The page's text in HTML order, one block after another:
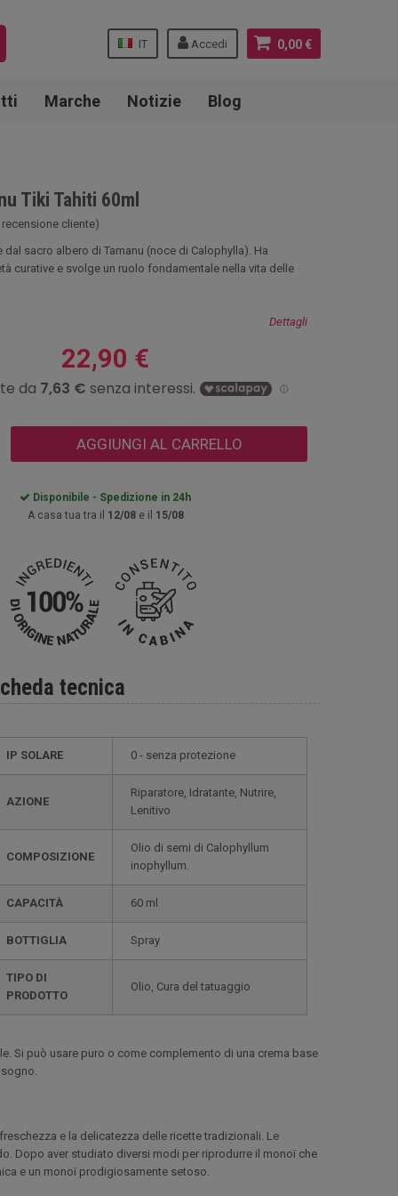
0,00 €
Accedi
IT
Marche Notizie Blog
Tiki Tahiti 60ml
recensione cliente)
dal sacro albero di Tamanu (noce di Calophylla). Ha
curative e svolge un ruolo fondamentale nella vita delle
Dettagli
22,90 €
AGGIUNGI AL CARRELLO
Disponibile - Spedizione in 24h
A casa tua tra il 12/08e il 15/08
tecnica
IP SOLARE 0 - senza protezione
AZIONE
Riparatore, Idratante, Nutrire,
Lenitivo
COMPOSIZIONE
Olio di semi di Calophyllum
inophyllum.
CAPACITÀ 60 ml
BOTTIGLIA Spray
TIPO DI
PRODOTTO
Olio, Cura del tatuaggio
Si può usare puro o come complemento di una crema base
e la delicatezza delle ricette tradizionali. Le
Dopo aver studiato diversi modi per riprodurre il monoï che
e un monoï prodigiosamente setoso.